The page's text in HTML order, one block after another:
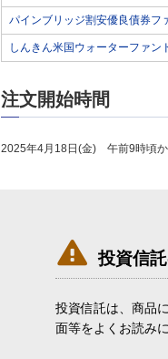
パインブリッジ割安優良債券フ
しんきん米国ウォーターファン
注文開始時間
2025年4月18日(金) 午前9時頃
 投資信
投資信託は、商品
面等をよくお読み